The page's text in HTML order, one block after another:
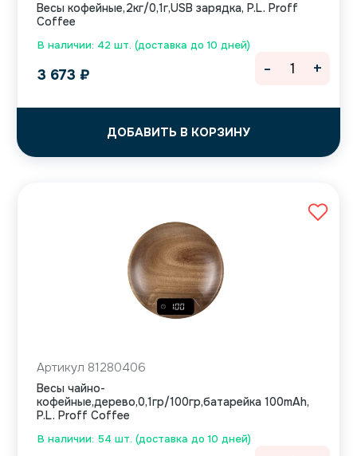
В наличии: 42 шт. (доставка до 10 дней)
Весы кофейные,2кг/0,1г,USB зарядка, P.L. Proff
Coffee
3 673 ₽
ДОБАВИТЬ В КОРЗИНУ
- +
В наличии: 54 шт. (доставка до 10 дней)
Артикул 81280406
Весы чайно-
кофейные,дерево,0,1гр/100гр,батарейка 100mAh,
P.L. Proff Coffee